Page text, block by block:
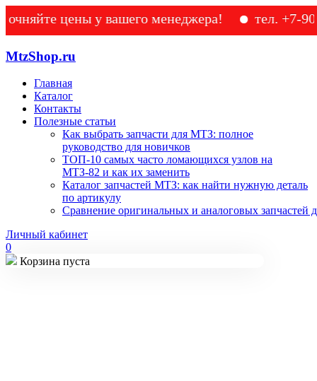
цены у вашего менеджера! тел. +7-905-
MtzShop.ru
Главная
Каталог
Контакты
Полезные статьи
Как выбрать запчасти для МТЗ: полное
руководство для новичков
ТОП-10 самых часто ломающихся узлов на
МТЗ-82 и как их заменить
Каталог запчастей МТЗ: как найти нужную деталь
по артикулу
Сравнение оригинальных и аналоговых
Личный кабинет
0
Корзина пуста